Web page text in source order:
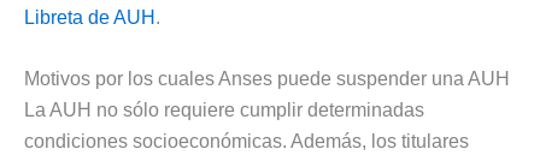
Libreta de AUH .
Motivos por los cuales Anses puede suspender una AUH
La AUH no sólo requiere cumplir determinadas
condiciones socioeconómicas. Además, los titulares